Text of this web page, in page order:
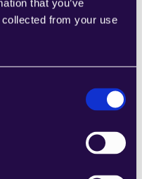
that you’ve
from your use